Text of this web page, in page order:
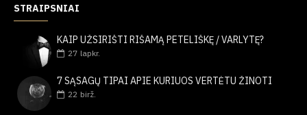
STRAIPSNIAI
KAIP UŽSIRIŠTI RIŠAMĄ PETELIŠKĘ / VARLYTĘ?
27 lapkr.
7 SĄSAGŲ TIPAI APIE KURIUOS VERTĖTU ŽINOTI
22 birž.